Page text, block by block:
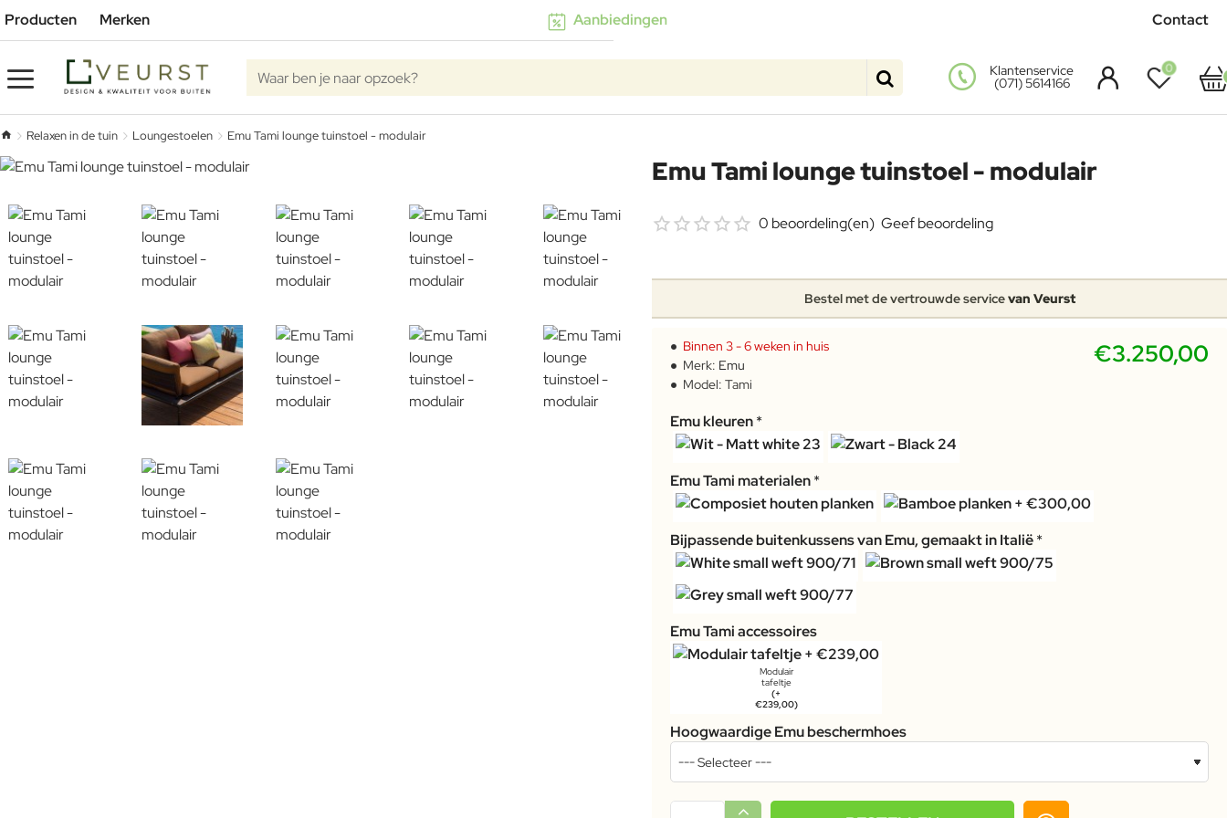
Producten Merken Aanbiedingen Contact
Waar ben je naar opzoek?
Klantenservice
(071) 5614166
0
Relaxen in de tuin Loungestoelen Emu Tami lounge tuinstoel - modulair
Emu Tami lounge tuinstoel - modulair
Bestel met de vertrouwde servicevan Veurst
0 beoordeling(en) Geef beoordeling
€3.250,00
Binnen 3 - 6 weken in huis
Merk: Emu
Model: Tami
Emu kleuren
Emu Tami materialen
Bijpassende buitenkussens van Emu, gemaakt in Italië
Emu Tami accessoires
Modulair
tafeltje
(+
€239,00)
Hoogwaardige Emu beschermhoes